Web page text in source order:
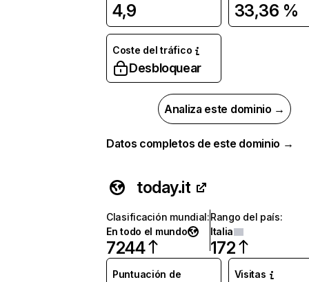
4,9 33,36 %
Coste del tráfico
Desbloquear
Analiza este dominio →
Datos completos de este dominio →
today.it
Clasificación mundial:
En todo el mundo
7244
Rango del país:
Italia
172
Puntuación de
Visitas